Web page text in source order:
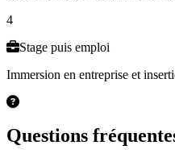
4
Stage puis emploi
Immersion en entreprise et
Questions